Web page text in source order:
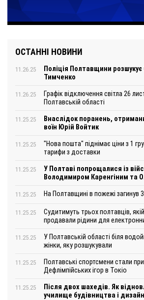
ОСТАННІ НОВИНИ
11.26.25
Поліція Полтавщини
Тимченко
11.26.25
Графік відключення світла 26
Полтавській області
11.25.25
Внаслідок поранень,
воїн Юрій Войтик
11.25.25
"Нова пошта" піднімає ціни з 1
тарифи з доставки
11.25.25
У Полтаві попрощалися із
Володимиром Каренгіним та
11.25.25 На Полтавщині в пожежі загинув
11.25.25
Судитимуть трьох полтавців,
продавали рідини для
11.25.25
У Полтавській області біля
жінки, яку розшукували
11.25.25
Полтавські спортсмени стали
Дефлімпійських ігор в Токіо
11.25.25
Після двох шахедів. Як
училище будівництва і